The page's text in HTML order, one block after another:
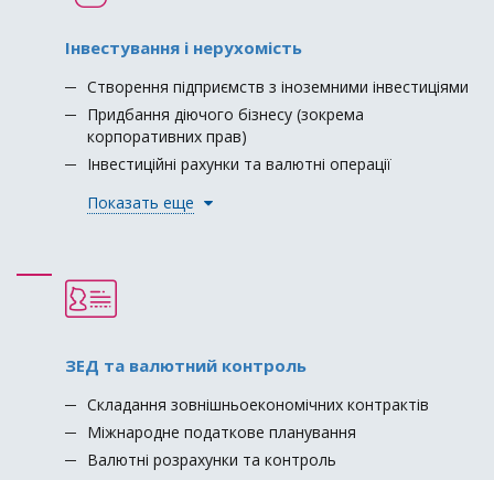
Інвестування і нерухомість
Створення підприємств з іноземними інвестиціями
Придбання діючого бізнесу (зокрема
корпоративних прав)
Інвестиційні рахунки та валютні операції
Показать еще
ЗЕД та валютний контроль
Складання зовнішньоекономічних контрактів
Міжнародне податкове планування
Валютні розрахунки та контроль